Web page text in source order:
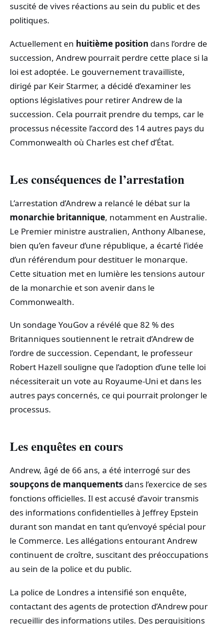
suscité de vives réactions au sein du public et des
politiques.
Actuellement en huitième position dans l’ordre de
succession, Andrew pourrait perdre cette place si la
loi est adoptée. Le gouvernement travailliste,
dirigé par Keir Starmer, a décidé d’examiner les
options législatives pour retirer Andrew de la
succession. Cela pourrait prendre du temps, car le
processus nécessite l’accord des 14 autres pays du
Commonwealth où Charles est chef d’État.
Les conséquences de l’arrestation
L’arrestation d’Andrew a relancé le débat sur la
monarchie britannique, notamment en Australie.
Le Premier ministre australien, Anthony Albanese,
bien qu’en faveur d’une république, a écarté l’idée
d’un référendum pour destituer le monarque.
Cette situation met en lumière les tensions autour
de la monarchie et son avenir dans le
Commonwealth.
Un sondage YouGov a révélé que 82 % des
Britanniques soutiennent le retrait d’Andrew de
l’ordre de succession. Cependant, le professeur
Robert Hazell souligne que l’adoption d’une telle loi
nécessiterait un vote au Royaume-Uni et dans les
autres pays concernés, ce qui pourrait prolonger le
processus.
Les enquêtes en cours
Andrew, âgé de 66 ans, a été interrogé sur des
soupçons de manquements dans l’exercice de ses
fonctions officielles. Il est accusé d’avoir transmis
des informations confidentielles à Jeffrey Epstein
durant son mandat en tant qu’envoyé spécial pour
le Commerce. Les allégations entourant Andrew
continuent de croître, suscitant des préoccupations
au sein de la police et du public.
La police de Londres a intensifié son enquête,
contactant des agents de protection d’Andrew pour
recueillir des informations utiles. Des perquisitions